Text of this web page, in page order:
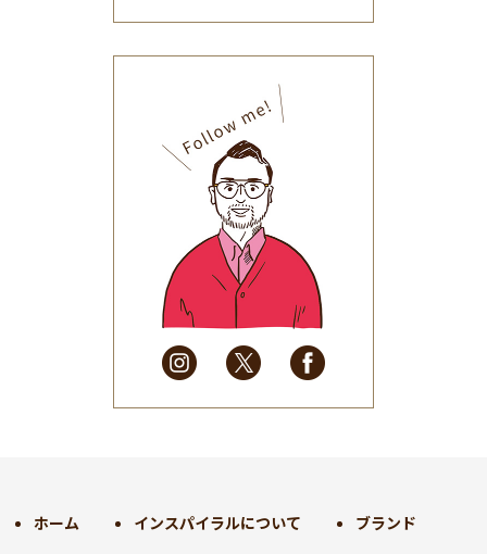
(32)
2025年9月(30)
2025年8月(31)
2025年7月(37)
2025年6月(48)
2025年5月
(41)
2025年4月
(32)
2025年3月(31)
2025年2月
(28)
2025年1月
(34)
2024年9月(30)
ホーム インスパイラルについて ブランド